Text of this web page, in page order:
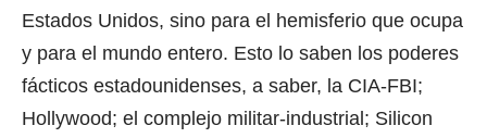
Estados Unidos, sino para el hemisferio que ocupa
y para el mundo entero. Esto lo saben los poderes
fácticos estadounidenses, a saber, la CIA-FBI;
Hollywood; el complejo militar-industrial; Silicon